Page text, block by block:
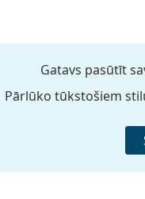
Gatavs pasūtīt
Pārlūko tūkstošiem